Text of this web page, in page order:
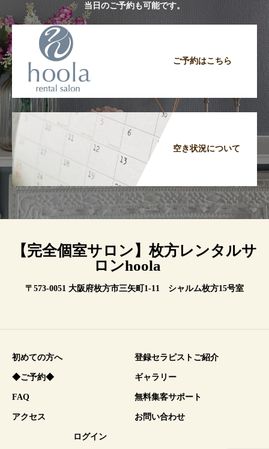
当日のご予約も可能です。
ご予約はこちら
空き状況について
【完全個室サロン】枚方レンタルサ
ロンhoola
〒573-0051 大阪府枚方市三矢町1-11 シャルム枚方15号室
初めての方へ 登録セラピストご紹介
◆ご予約◆ ギャラリー
FAQ 無料集客サポート
アクセス お問い合わせ
ログイン